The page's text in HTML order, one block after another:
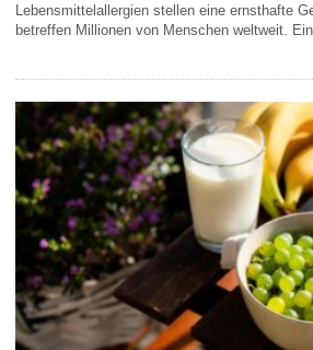
Lebensmittelallergien stellen eine ernsthafte
betreffen Millionen von Menschen weltweit.